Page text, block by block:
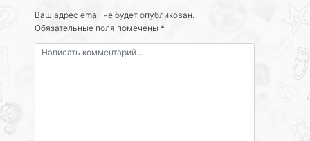
Ваш адрес email не будет опубликован.
Обязательные поля помечены *